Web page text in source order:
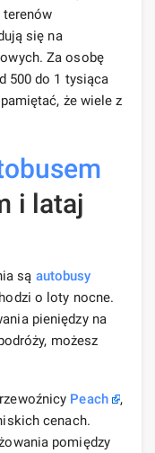
terenów
się na
Za osobę
500 do 1 tysiąca
że wiele z
i lataj
są autobusy
o loty nocne.
pieniędzy na
możesz
Peach
,
cenach.
pomiędzy